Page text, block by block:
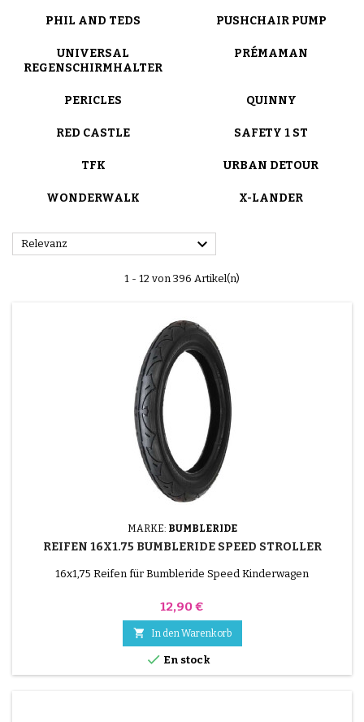
PHIL AND TEDS PUSHCHAIR PUMP
UNIVERSAL
REGENSCHIRMHALTER
PRÉMAMAN
PERICLES QUINNY
RED CASTLE SAFETY 1 ST
TFK URBAN DETOUR
WONDERWALK X-LANDER
Relevanz 
1 - 12 von 396 Artikel(n)
MARKE: BUMBLERIDE
REIFEN 16X1.75 BUMBLERIDE SPEED STROLLER
16x1,75 Reifen für Bumbleride Speed Kinderwagen
Preis
12,90 €
 In den Warenkorb
 En stock